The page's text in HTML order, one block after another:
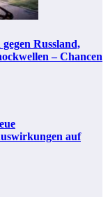
Russland,
– Chancen
auf